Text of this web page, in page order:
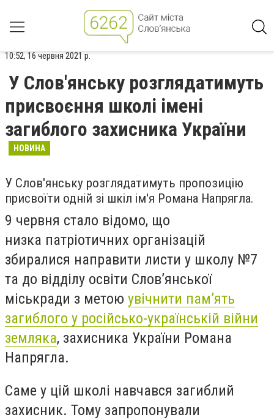
10:52, 16 червня 2021 р.
У Слов'янську розглядатимуть
присвоєння школі імені
загиблого захисника України
НОВИНА
У Слов'янську розглядатимуть пропозицію
присвоїти одній зі шкіл ім'я Романа Напрягла.
9 червня стало відомо, що
низка патріотичних організацій
збиралися направити листи у школу №7
та до відділу освіти Слов’янської
міськради з метою увічнити пам’ять
загиблого у російсько-українській війни
земляка, захисника України Романа
Напрягла.
Саме у цій школі навчався загиблий
захисник. Тому запропонували